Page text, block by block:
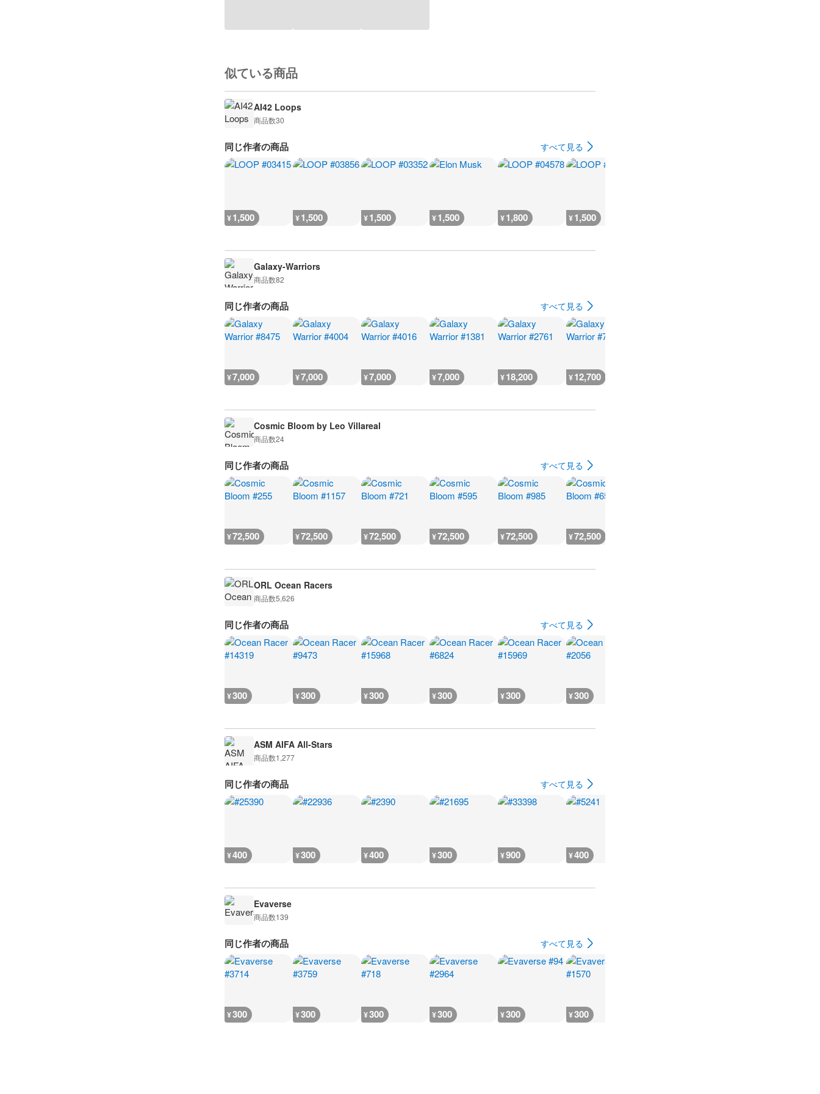
似ている商品
AI42 Loops
商品数30
同じ作者の商品 すべて見る
¥1,500 ¥1,500 ¥1,500 ¥1,500 ¥1,800 ¥1,500
Galaxy-Warriors
商品数82
同じ作者の商品 すべて見る
¥7,000 ¥7,000 ¥7,000 ¥7,000 ¥18,200 ¥12,700
Cosmic Bloom by Leo Villareal
商品数24
同じ作者の商品 すべて見る
¥72,500 ¥72,500 ¥72,500 ¥72,500 ¥72,500 ¥72,500
ORL Ocean Racers
商品数5,626
同じ作者の商品 すべて見る
¥300 ¥300 ¥300 ¥300 ¥300 ¥300
ASM AIFA All-Stars
商品数1,277
同じ作者の商品 すべて見る
¥400 ¥300 ¥400 ¥300 ¥900 ¥400
Evaverse
商品数139
同じ作者の商品 すべて見る
¥300 ¥300 ¥300 ¥300 ¥300 ¥300